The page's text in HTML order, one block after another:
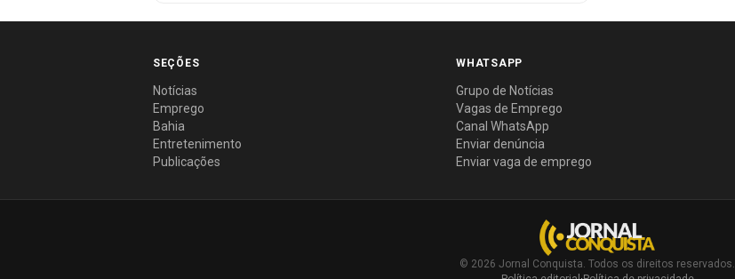
SEÇÕES
Notícias
Emprego
Bahia
Entretenimento
Publicações
WHATSAPP
Grupo de Notícias
Vagas de Emprego
Canal WhatsApp
Enviar denúncia
Enviar vaga de emprego
© 2026 Jornal Conquista. Todos os direitos reservados.